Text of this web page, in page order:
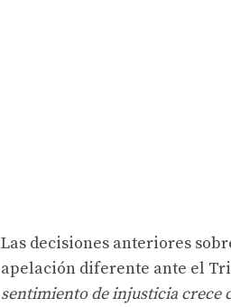
Las decisiones anteriores
apelación diferente ante el
sentimiento de injusticia crece